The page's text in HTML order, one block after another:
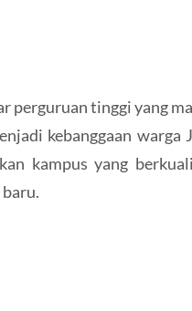
perguruan tinggi yang
kebanggaan warga
kampus yang